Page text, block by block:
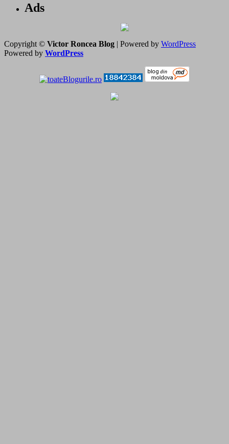
Ads
Copyright © Victor Roncea Blog | Powered by WordPress
Powered by WordPress